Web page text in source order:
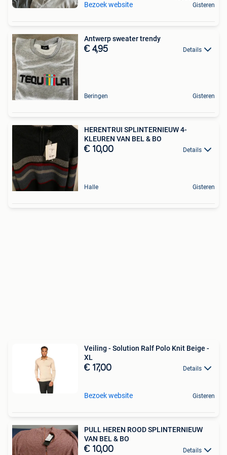
Bezoek website
Gisteren
Antwerp sweater trendy
€ 4,95 Details
Beringen Gisteren
HERENTRUI SPLINTERNIEUW 4-
KLEUREN VAN BEL & BO
€ 10,00 Details
Halle Gisteren
Veiling - Solution Ralf Polo Knit Beige -
XL
€ 17,00 Details
Bezoek website Gisteren
PULL HEREN ROOD SPLINTERNIEUW
VAN BEL & BO
€ 10,00 Details